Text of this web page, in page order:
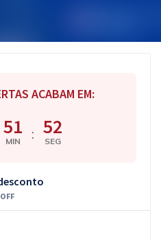
ACABAM EM:
51
MIN : 52
SEG